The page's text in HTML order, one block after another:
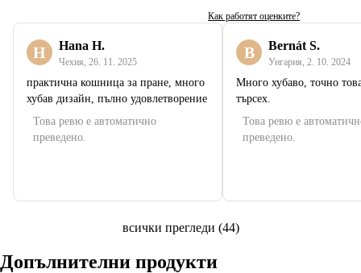
Как работят оценките?
H Hana H.
Чехия 26. 11. 2025
практична кошница за пране, много
хубав дизайн, пълно удовлетворение
Това ревю е автоматично
преведено.
B Bernát S.
Унгария 2. 10. 2024
Много хубаво, точно
търсех.
Това ревю е
преведено.
всички прегледи (44)
Допълнителни продукти